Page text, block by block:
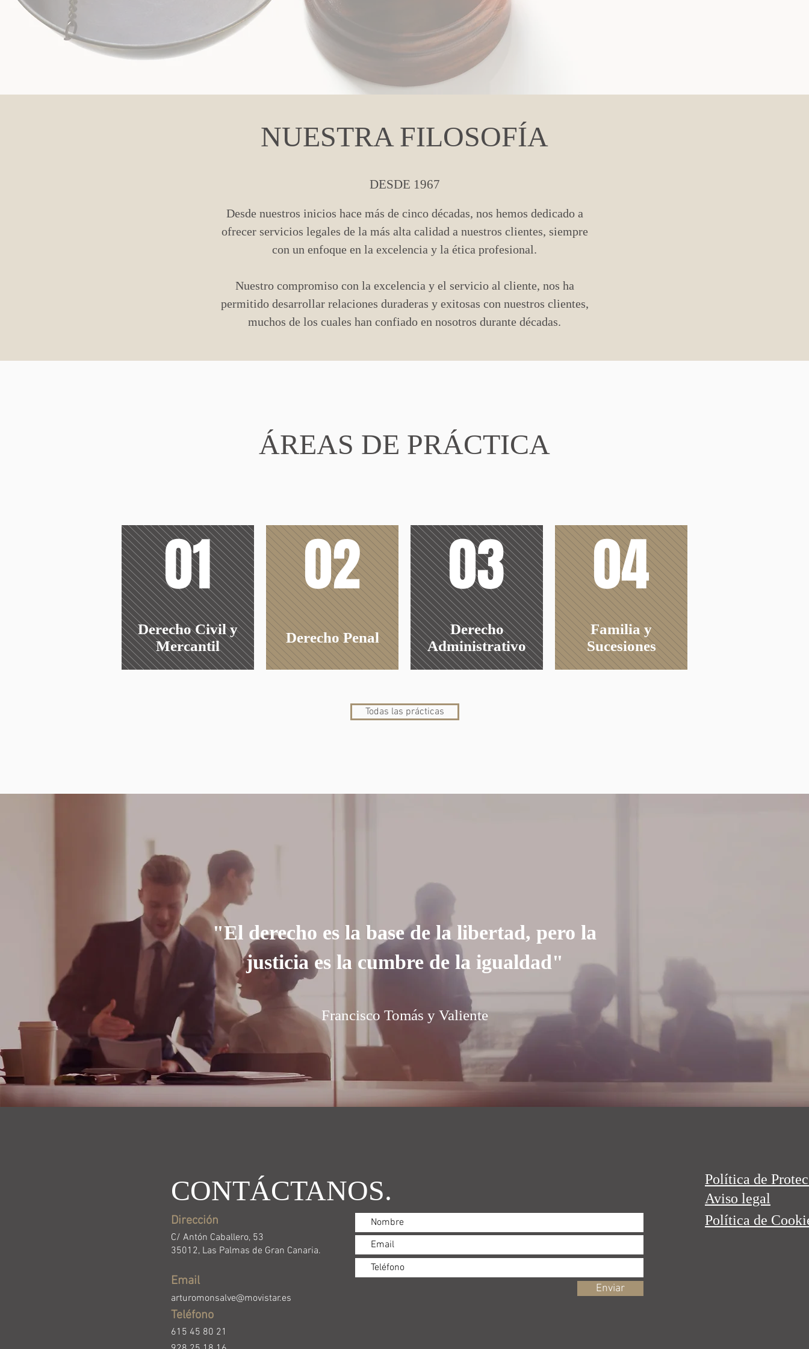
NUESTRA FILOSOFÍA
DESDE 1967
Desde nuestros inicios hace más de cinco décadas, nos hemos dedicado a
ofrecer servicios legales de la más alta calidad a nuestros clientes, siempre
con un enfoque en la excelencia y la ética profesional.
Nuestro compromiso con la excelencia y el servicio al cliente, nos ha
permitido desarrollar relaciones duraderas y exitosas con nuestros clientes,
muchos de los cuales han confiado en nosotros durante décadas.
ÁREAS DE PRÁCTICA
Derecho Civil y
Mercantil
01 02
Derecho Penal
Derecho
Administrativo
03
Familia y
Sucesiones
04
Todas las prácticas
"El derecho es la base de la libertad, pero la
justicia es la cumbre de la igualdad"
Francisco Tomás y Valiente
CONTÁCTANOS.
Dirección
C/ Antón Caballero, 53
35012, Las Palmas de Gran Canaria.
Email
arturomonsalve@movistar.es
Teléfono
615 45 80 21
Enviar
Política de
Aviso legal
Política de